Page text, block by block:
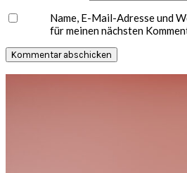
Name, E-Mail-Adresse und
für meinen nächsten